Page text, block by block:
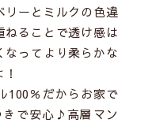
ーとミルクの色違
ねることで透け感は
なってより柔らかな
100％だからお家で
で安心♪高層マン